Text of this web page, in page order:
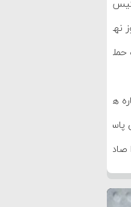
واهی و کذب محض
نهایی نشده است
نظامی علیه ایران است
با آمریکا
به دیوانگی آمریکا داریم
کرد
گرفته و متوقف شدند
کامل حماس شد